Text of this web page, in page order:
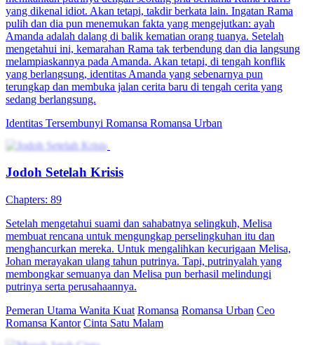
yang dikenal idiot. Akan tetapi, takdir berkata lain. Ingatan Rama
pulih dan dia pun menemukan fakta yang mengejutkan: ayah
Amanda adalah dalang di balik kematian orang tuanya. Setelah
mengetahui ini, kemarahan Rama tak terbendung dan dia langsung
melampiaskannya pada Amanda. Akan tetapi, di tengah konflik
yang berlangsung, identitas Amanda yang sebenarnya pun
terungkap dan membuka jalan cerita baru di tengah cerita yang
sedang berlangsung.
Identitas Tersembunyi Romansa Romansa Urban
Jodoh Setelah Krisis
Chapters: 89
Setelah mengetahui suami dan sahabatnya selingkuh, Melisa
membuat rencana untuk mengungkap perselingkuhan itu dan
menghancurkan mereka. Untuk mengalihkan kecurigaan Melisa,
Johan merayakan ulang tahun putrinya. Tapi, putrinyalah yang
membongkar semuanya dan Melisa pun berhasil melindungi
putrinya serta perusahaannya.
Pemeran Utama Wanita Kuat Romansa Romansa Urban Ceo
Romansa Kantor Cinta Satu Malam